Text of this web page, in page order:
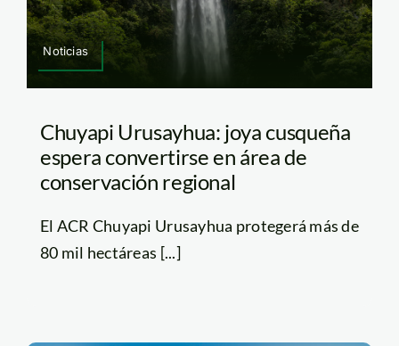
Noticias
Chuyapi Urusayhua: joya cusqueña
espera convertirse en área de
conservación regional
El ACR Chuyapi Urusayhua protegerá más de
80 mil hectáreas [...]